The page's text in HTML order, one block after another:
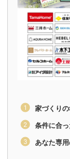
家づくり
条件に合
あなた専